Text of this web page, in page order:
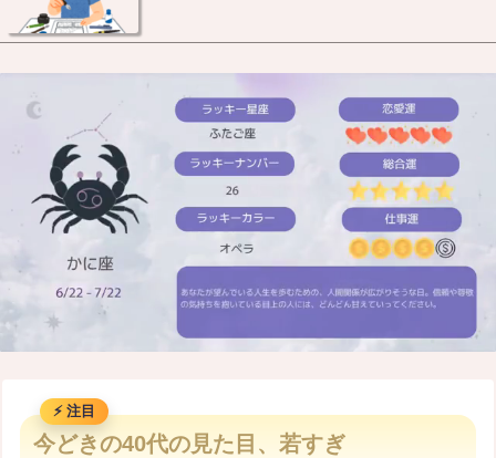
M
今どきの40代の見た目、若すぎ